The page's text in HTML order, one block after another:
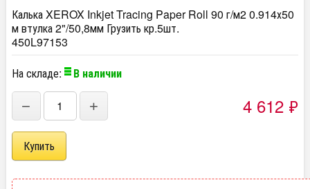
Калька XEROX Inkjet Tracing Paper Roll 90 г/м2 0.914х50
м втулка 2"/50,8мм Грузить кр.5шт.
450L97153
На складе:
В наличии
− + 4 612 ₽